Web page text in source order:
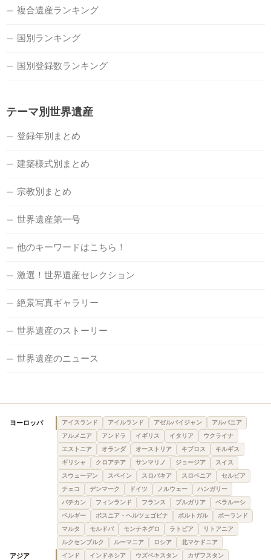
複合遺産ランキング
国別ランキング
国別登録数ランキング
テーマ別世界遺産
登録年別まとめ
建築様式別まとめ
宗教別まとめ
世界遺産第一号
他のキーワードはこちら！
激選！世界遺産セレクション
絶景写真ギャラリー
世界遺産のストーリー
世界遺産のニュース
ヨーロッパ アイスランド アイルランド アゼルバイジャン
アルバニア
アルメニア
アンドラ イギリス イタリア
ウクライナ
エストニア
オランダ オーストリア キプロス
キルギス
ギリシャ
クロアチア サンマリノ ジョージア
スイス
スウェーデン
スペイン スロバキア スロベニア
セルビア
チェコ
デンマーク ドイツ ノルウェー
ハンガリー
バチカン
フィンランド フランス ブルガリア
ベラルーシ
ベルギー
ボスニア・ヘルツェゴビナ ポルトガル
ポーランド
マルタ
モルドバ モンテネグロ ラトビア
リトアニア
ルクセンブルク
ルーマニア ロシア 北マケドニア
アジア インド インドネシア ウズベキスタン
カザフスタン